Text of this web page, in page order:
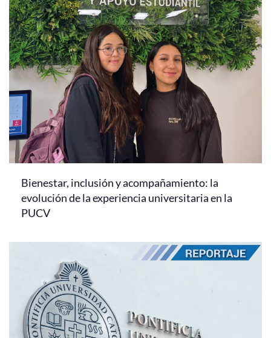
Bienestar, inclusión y acompañamiento: la
evolución de la experiencia universitaria en la
PUCV